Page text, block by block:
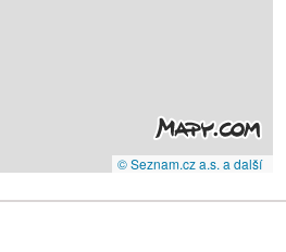
© Seznam.cz a.s. a další